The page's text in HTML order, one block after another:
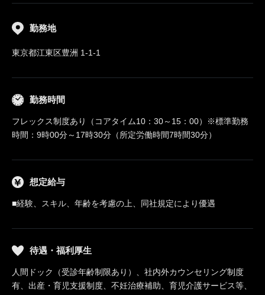
勤務地
東京都江東区豊洲 1-1-1
勤務時間
フレックス制度あり（コアタイム10：30～15：00）※標準勤務
時間：9時00分～17時30分（所定労働時間7時間30分）
想定給与
■経験、スキル、年齢を考慮の上、同社規定により優遇
待遇・福利厚生
人間ドック（受診年齢制限あり）、社内外カウンセリング制度
有、出産・育児支援制度、不妊治療補助、育児介護サービス等、